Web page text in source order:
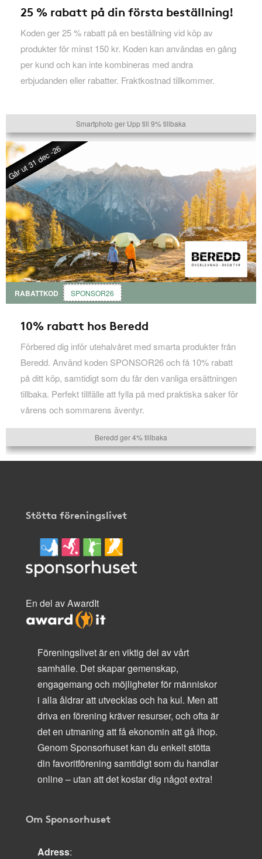
25 % rabatt på din första beställning!
Koden ger 25 % rabatt på en beställning vid köp av
produkter för minst 150 kr. Koden kan användas en gång
per kund och kan inte kombineras med andra
erbjudanden eller rabatter. Fraktkostnad tillkommer.
Smartphoto ger Upp till 9% tillbaka
Går ut 31 dec -26
RABATTKOD SPONSOR26
10% rabatt hos Beredd
Förbered dig inför utehalvåret med smarta produkter från
Beredd. Använd koden SPONSOR26 och få 10% rabatt
på ditt köp, samtidigt som du får den vanliga ersättningen
tillbaka. Perfekt tillfälle att fylla på med praktiska saker för
vårens och sommarens äventyr.
Beredd ger 4% tillbaka
Stötta föreningslivet
En del av AwardIt
Föreningslivet är en viktig del av vårt
samhälle. Det skapar gemenskap,
engagemang och möjligheter för människor
i alla åldrar att utvecklas och ha kul. Men att
driva en förening kräver resurser, och ofta är
det en utmaning att få ekonomin att gå ihop.
Genom Sponsorhuset kan du enkelt stötta
din favoritförening samtidigt som du handlar
online – utan att det kostar dig något extra!
Om Sponsorhuset
Adress: